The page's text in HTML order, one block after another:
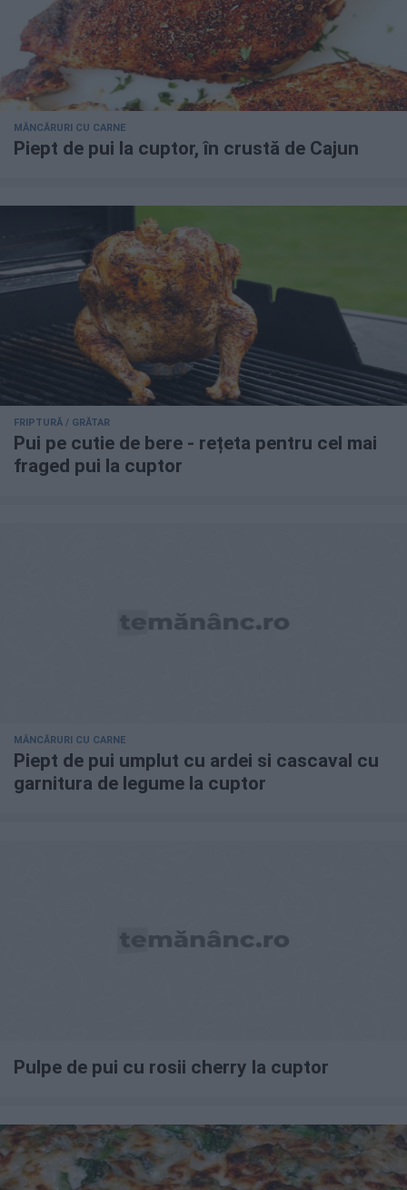
MÂNCĂRURI CU CARNE
Piept de pui la cuptor, în crustă de Cajun
FRIPTURĂ / GRĂTAR
Pui pe cutie de bere - rețeta pentru cel mai
fraged pui la cuptor
MÂNCĂRURI CU CARNE
Piept de pui umplut cu ardei si cascaval cu
garnitura de legume la cuptor
Pulpe de pui cu rosii cherry la cuptor